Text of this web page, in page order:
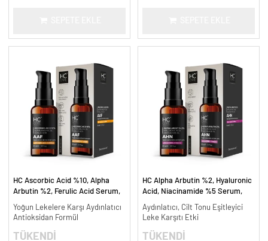
HC Ascorbic Acid %10, Alpha
Arbutin %2, Ferulic Acid Serum,
ml.
Yoğun Lekelere Karşı Aydınlatıcı
Antioksidan Formül
TÜKENDİ
HC Alpha Arbutin %2, Hyaluronic
Acid, Niacinamide %5 Serum,
ml.
Aydınlatıcı, Cilt Tonu Eşitleyici
Leke Karşıtı Etki
TÜKENDİ